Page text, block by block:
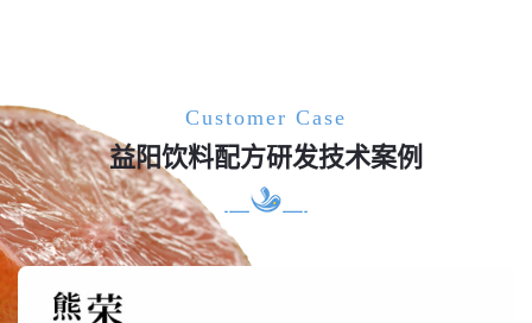
Customer Case
益阳饮料配方研发技术案例